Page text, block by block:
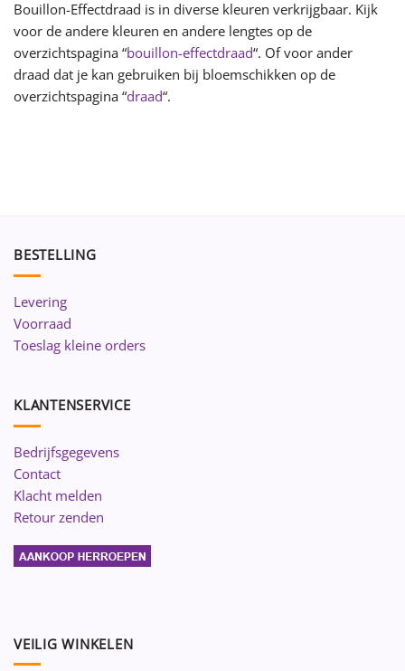
Bouillon-Effectdraad is in diverse kleuren verkrijgbaar. Kijk
voor de andere kleuren en andere lengtes op de
overzichtspagina “bouillon-effectdraad“. Of voor ander
draad dat je kan gebruiken bij bloemschikken op de
overzichtspagina “draad“.
BESTELLING
Levering
Voorraad
Toeslag kleine orders
KLANTENSERVICE
Bedrijfsgegevens
Contact
Klacht melden
Retour zenden
VEILIG WINKELEN